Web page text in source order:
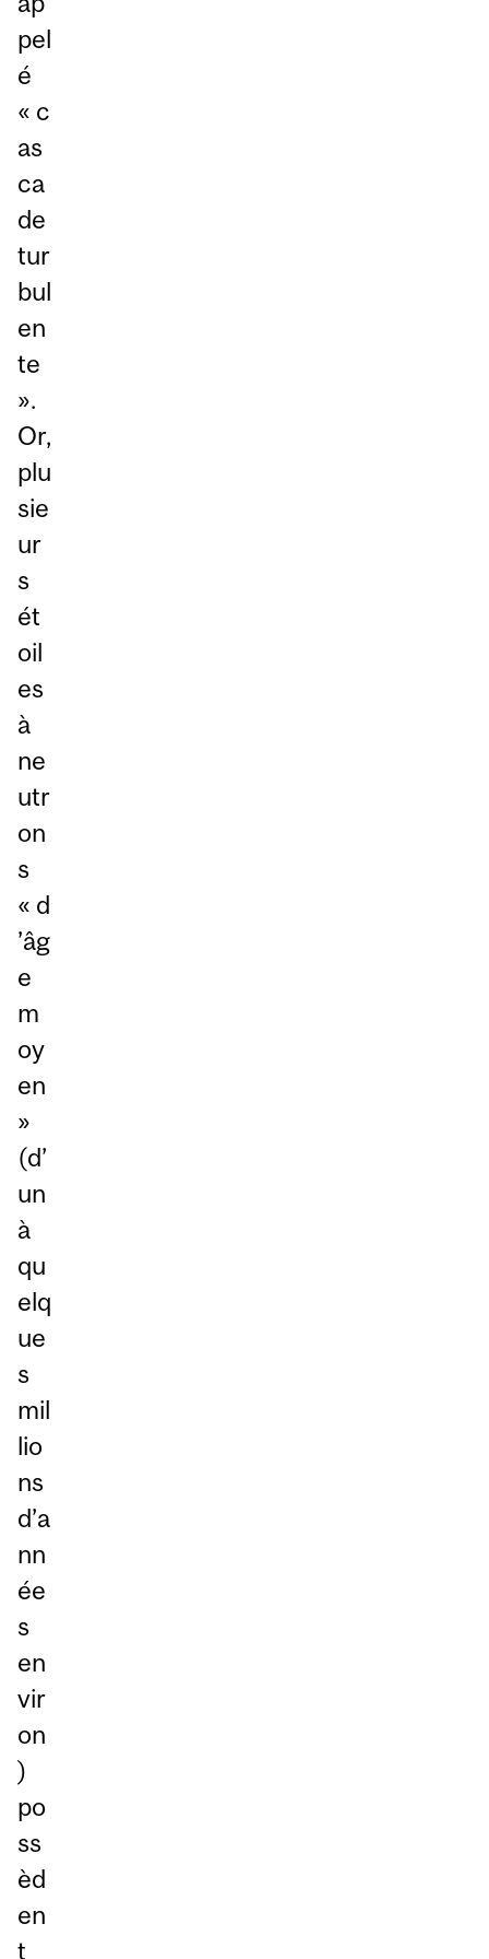
pel
é
« c
as
ca
de
tur
bul
en
te
».
Or,
plu
sie
ur
s
ét
oil
es
à
ne
utr
on
s
« d
’âg
e
m
oy
en
»
(d’
un
à
qu
elq
ue
s
mil
lio
ns
d’a
nn
ée
s
en
vir
on
)
po
ss
èd
en
t